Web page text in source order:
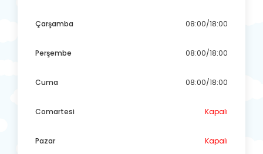
Çarşamba 08:00/18:00
Perşembe 08:00/18:00
Cuma 08:00/18:00
Comartesi Kapalı
Pazar Kapalı